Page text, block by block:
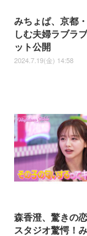
みちょぱ、京都
しむ夫婦ラブラ
ット公開
2024.7.19(金) 14:58
森香澄、驚きの
スタジオ驚愕！